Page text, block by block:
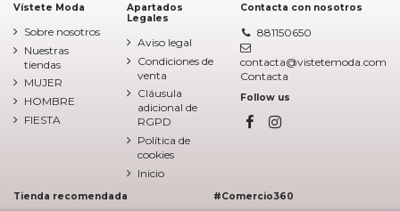
Vístete Moda
Sobre nosotros
Nuestras
tiendas
MUJER
HOMBRE
FIESTA
Apartados
Legales
Aviso legal
Condiciones de
venta
Cláusula
adicional de
RGPD
Política de
cookies
Inicio
Contacta con nosotros
881150650
contacta@vistetemoda.com
Contacta
Follow us
Tienda recomendada #Comercio360